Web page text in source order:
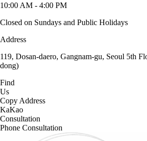
10:00 AM - 4:00 PM
Closed on Sundays and Public Holidays
Address
119, Dosan-daero, Gangnam-gu, Seoul 5th
dong)
Find
Us
Copy Address
KaKao
Consultation
Phone Consultation